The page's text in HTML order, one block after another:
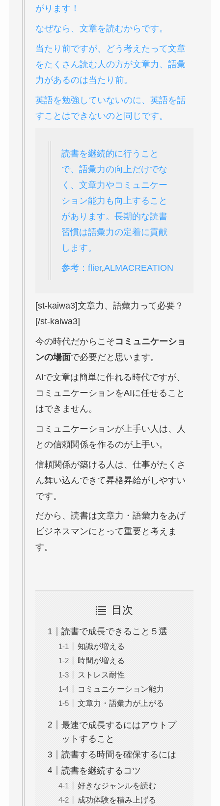
がります！
なぜなら、文章を読むからです。
当たり前ですが、どう考えたって文章
をたくさん読む人の方が文章力、語彙
力があるのは当たり前。
英語を勉強していないのに、英語を話
すことはできないのと同じです。
読書を継続的に行うこと
で、語彙力の向上だけでな
く、文章力やコミュニケー
ション能力も向上すること
があります。長期的な読書
習慣は語彙力の定着に貢献
します。
参考：flier,ALMACREATION
[st-kaiwa3]文章力、語彙力って必要？
[/st-kaiwa3]
今の時代だからこそコミュニケーショ
ンの場面で必要だと思います。
AIで文章は簡単に作れる時代ですが、
コミュニケーションをAIに任せること
はできません。
コミュニケーションが上手い人は、人
との信頼関係を作るのが上手い。
信頼関係が築ける人は、仕事がたくさ
ん舞い込んできて昇格昇給がしやすい
です。
だから、読書は文章力・語彙力をあげ
ビジネスマンにとって重要と考えま
す。
目次
読書で成長できること５選
知識が増える
時間が増える
ストレス耐性
コミュニケーション能力
文章力・語彙力が上がる
最速で成長するにはアウトプ
ットすること
読書する時間を確保するには
読書を継続するコツ
好きなジャンルを読む
成功体験を積み上げる